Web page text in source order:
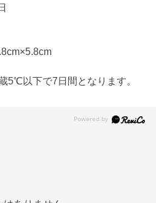
5℃以下で7日間となります。